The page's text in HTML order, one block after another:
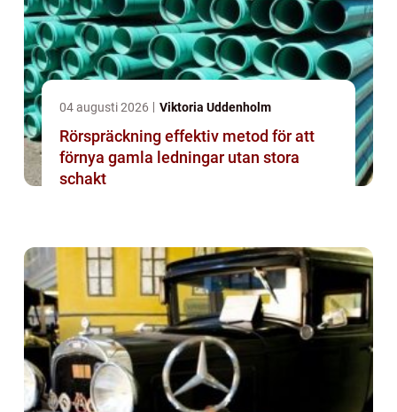
04 augusti 2026 Viktoria Uddenholm
Rörspräckning effektiv metod för att
förnya gamla ledningar utan stora
schakt